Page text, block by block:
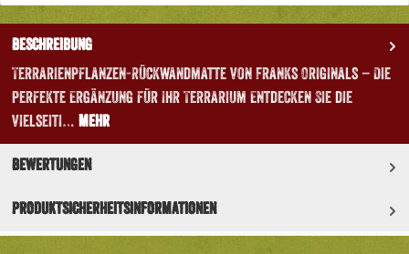
Beschreibung
Terrarienpflanzen-Rückwandmatte von Franks Originals – Die
perfekte Ergänzung für Ihr Terrarium Entdecken Sie die
vielseiti… Mehr
Bewertungen
Produktsicherheitsinformationen